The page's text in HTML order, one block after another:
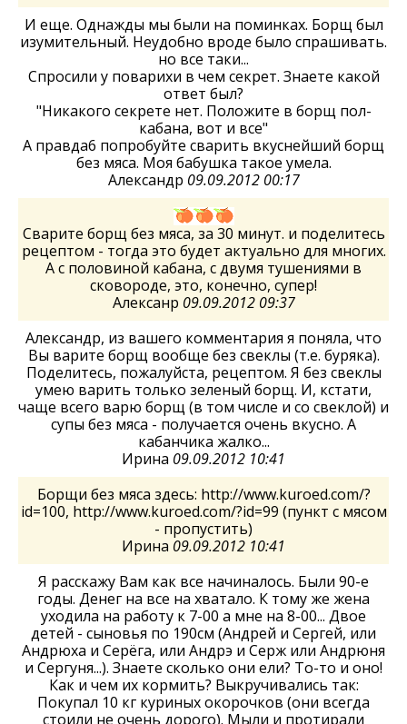
И еще. Однажды мы были на поминках. Борщ был
изумительный. Неудобно вроде было спрашивать.
но все таки...
Спросили у поварихи в чем секрет. Знаете какой
ответ был?
"Никакого секрете нет. Положите в борщ пол-
кабана, вот и все"
А правда6 попробуйте сварить вкуснейший борщ
без мяса. Моя бабушка такое умела.
Александр 09.09.2012 00:17
Сварите борщ без мяса, за 30 минут. и поделитесь
рецептом - тогда это будет актуально для многих.
А с половиной кабана, с двумя тушениями в
сковороде, это, конечно, супер!
Алексанр 09.09.2012 09:37
Александр, из вашего комментария я поняла, что
Вы варите борщ вообще без свеклы (т.е. буряка).
Поделитесь, пожалуйста, рецептом. Я без свеклы
умею варить только зеленый борщ. И, кстати,
чаще всего варю борщ (в том числе и со свеклой) и
супы без мяса - получается очень вкусно. А
кабанчика жалко...
Ирина 09.09.2012 10:41
Борщи без мяса здесь: http://www.kuroed.com/?
id=100, http://www.kuroed.com/?id=99 (пункт с мясом
- пропустить)
Ирина 09.09.2012 10:41
Я расскажу Вам как все начиналось. Были 90-е
годы. Денег на все на хватало. К тому же жена
уходила на работу к 7-00 а мне на 8-00... Двое
детей - сыновья по 190см (Андрей и Сергей, или
Андрюха и Серёга, или Андрэ и Серж или Андрюня
и Сергуня...). Знаете сколько они ели? То-то и оно!
Как и чем их кормить? Выкручивались так:
Покупал 10 кг куриных окорочков (они всегда
стоили не очень дорого). Мыли и протирали